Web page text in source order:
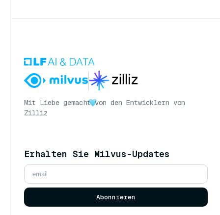
Mit Liebe gemacht von den Entwicklern von
Zilliz
Erhalten Sie Milvus-Updates
Abonnieren